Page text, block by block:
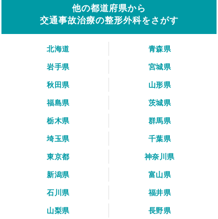
他の都道府県から
交通事故治療の整形外科をさがす
北海道
青森県
岩手県
宮城県
秋田県
山形県
福島県
茨城県
栃木県
群馬県
埼玉県
千葉県
東京都
神奈川県
新潟県
富山県
石川県
福井県
山梨県
長野県